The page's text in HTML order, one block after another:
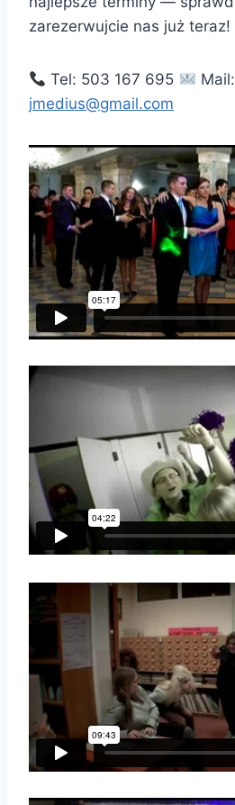
zarezerwujcie nas już teraz!
Tel: 503 167 695
Mail:
jmedius@gmail.com